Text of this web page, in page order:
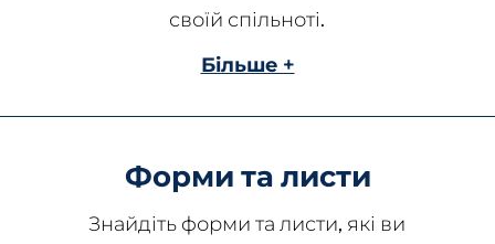
своїй спільноті.
Більше +
Форми та листи
Знайдіть форми та листи, які ви